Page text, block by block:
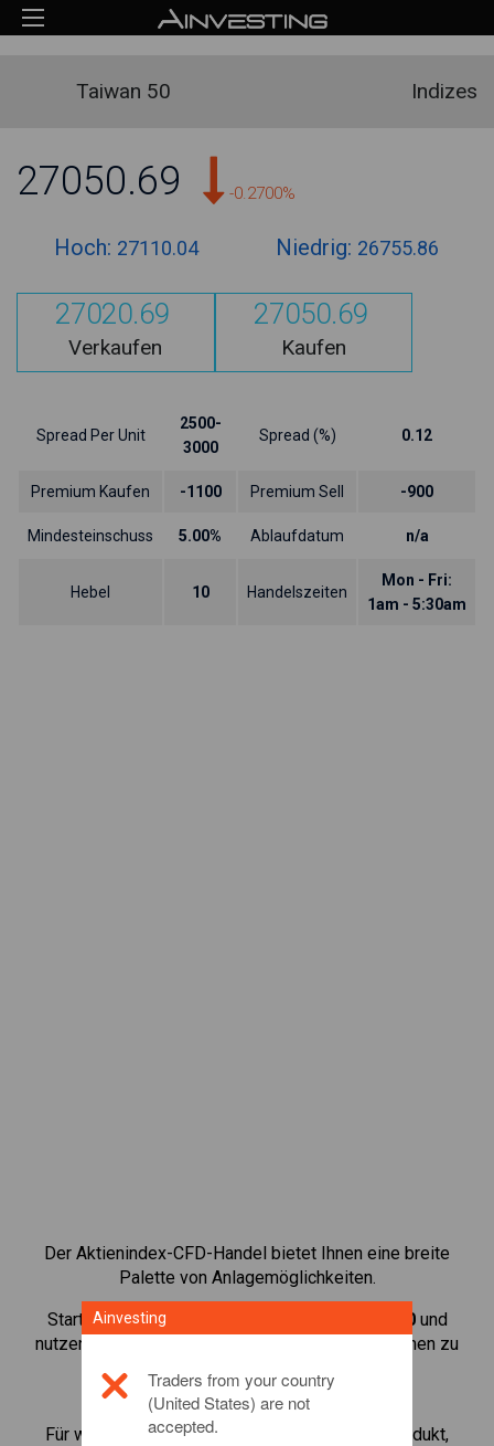
Taiwan 50 Indizes
27050.69 -0.2700%
Hoch: 27110.04 Niedrig: 26755.86
27020.69
Verkaufen
27050.69
Kaufen
Spread Per Unit
2500-
3000
Spread (%) 0.12
Premium Kaufen -1100 Premium Sell -900
Mindesteinschuss 5.00% Ablaufdatum n/a
Hebel 10 Handelszeiten
Mon - Fri:
1am - 5:30am
Der Aktienindex-CFD-Handel bietet Ihnen eine breite
Palette von Anlagemöglichkeiten.
Starten Sie den Handel mit CFDs auf
Taiwan 50und
nutzen Sie geringe Margins, um Ihr Handelsvolumen zu
vergrößern. Verfolgen Sie Sektoren und
Volkswirtschaften.
Für weitere Informationen zu diesem Anlageprodukt,
Ainvesting
Traders from your country
(United States) are not
accepted.